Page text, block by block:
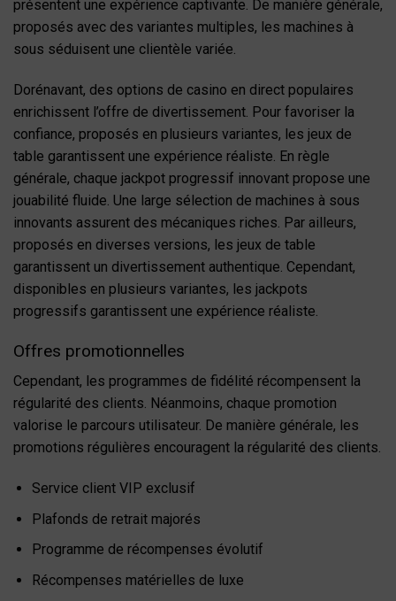
présentent une expérience captivante. De manière générale,
proposés avec des variantes multiples, les machines à
sous séduisent une clientèle variée.
Dorénavant, des options de casino en direct populaires
enrichissent l’offre de divertissement. Pour favoriser la
confiance, proposés en plusieurs variantes, les jeux de
table garantissent une expérience réaliste. En règle
générale, chaque jackpot progressif innovant propose une
jouabilité fluide. Une large sélection de machines à sous
innovants assurent des mécaniques riches. Par ailleurs,
proposés en diverses versions, les jeux de table
garantissent un divertissement authentique. Cependant,
disponibles en plusieurs variantes, les jackpots
progressifs garantissent une expérience réaliste.
Offres promotionnelles
Cependant, les programmes de fidélité récompensent la
régularité des clients. Néanmoins, chaque promotion
valorise le parcours utilisateur. De manière générale, les
promotions régulières encouragent la régularité des clients.
Service client VIP exclusif
Plafonds de retrait majorés
Programme de récompenses évolutif
Récompenses matérielles de luxe